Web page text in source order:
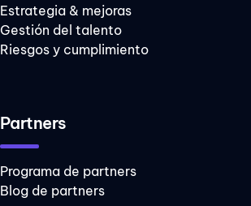
Estrategia & mejoras
Gestión del talento
Riesgos y cumplimiento
Partners
Programa de partners
Blog de partners